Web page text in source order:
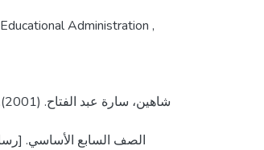
Educational Administration ,
الصف السابع الأساسي.